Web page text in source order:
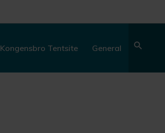
Kongensbro Tentsite General